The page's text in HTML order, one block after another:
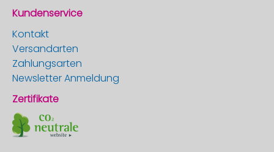
Kundenservice
Kontakt
Versandarten
Zahlungsarten
Newsletter Anmeldung
Zertifikate